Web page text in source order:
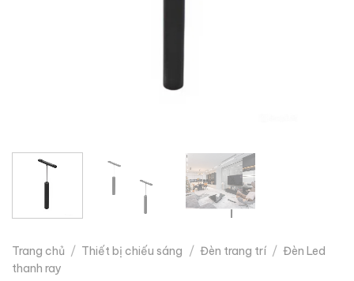
Trang chủ / Thiết bị chiếu sáng / Đèn trang trí / Đèn Led
thanh ray